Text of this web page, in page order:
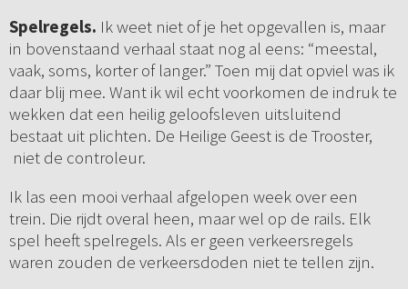
Spelregels. Ik weet niet of je het opgevallen is, maar
in bovenstaand verhaal staat nog al eens: “meestal,
vaak, soms, korter of langer.” Toen mij dat opviel was ik
daar blij mee. Want ik wil echt voorkomen de indruk te
wekken dat een heilig geloofsleven uitsluitend
bestaat uit plichten. De Heilige Geest is de Trooster,
niet de controleur.
Ik las een mooi verhaal afgelopen week over een
trein. Die rijdt overal heen, maar wel op de rails. Elk
spel heeft spelregels. Als er geen verkeersregels
waren zouden de verkeersdoden niet te tellen zijn.